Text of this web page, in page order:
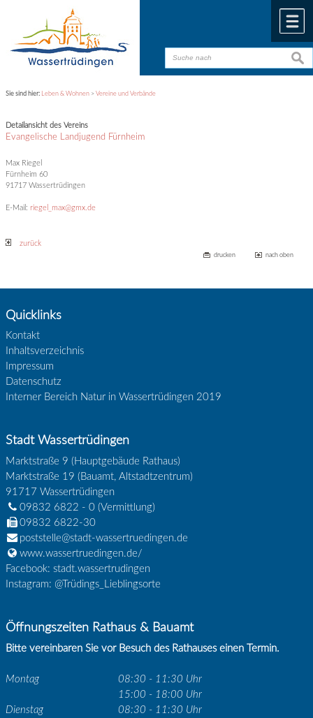
Sie sind hier: Leben & Wohnen >Vereine und Verbände
Detailansicht des Vereins
Evangelische Landjugend Fürnheim
Max Riegel
Fürnheim 60
91717 Wassertrüdingen
E-Mail: riegel_max@gmx.de
zurück
drucken nach oben
Quicklinks
Kontakt
Inhaltsverzeichnis
Impressum
Datenschutz
Interner Bereich Natur in Wassertrüdingen 2019
Stadt Wassertrüdingen
Marktstraße 9 (Hauptgebäude Rathaus)
Marktstraße 19 (Bauamt, Altstadtzentrum)
91717 Wassertrüdingen
09832 6822 - 0(Vermittlung)
09832 6822-30
poststelle@stadt-wassertruedingen.de
www.wassertruedingen.de/
Facebook: stadt.wassertrudingen
Instagram: @Trüdings_Lieblingsorte
Öffnungszeiten Rathaus & Bauamt
Bitte vereinbaren Sie vor Besuch des Rathauses einen Termin.
Montag
08:30 - 11:30 Uhr
15:00 - 18:00 Uhr
Dienstag
08:30 - 11:30 Uhr